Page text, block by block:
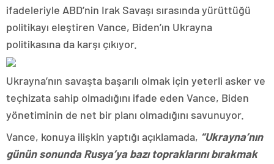
ifadeleriyle ABD’nin Irak Savaşı sırasında yürüttüğü
politikayı eleştiren Vance, Biden’ın Ukrayna
politikasına da karşı çıkıyor.
Ukrayna’nın savaşta başarılı olmak için yeterli asker ve
teçhizata sahip olmadığını ifade eden Vance, Biden
yönetiminin de net bir planı olmadığını savunuyor.
Vance, konuya ilişkin yaptığı açıklamada, “Ukrayna’nın
günün sonunda Rusya’ya bazı topraklarını bırakmak